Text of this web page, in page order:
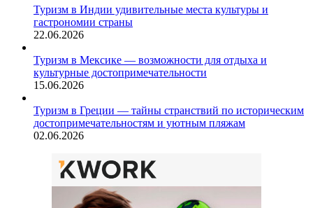
Туризм в Индии удивительные места культуры и
гастрономии страны
22.06.2026
Туризм в Мексике — возможности для отдыха и
культурные достопримечательности
15.06.2026
Туризм в Греции — тайны странствий по историческим
достопримечательностям и уютным пляжам
02.06.2026